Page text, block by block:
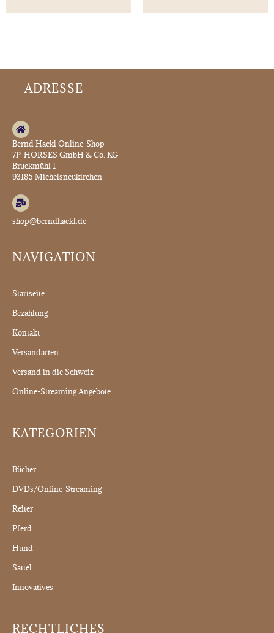
ADRESSE
Bernd Hackl Online-Shop
7P-HORSES GmbH & Co. KG
Bruckmühl 1
93185 Michelsneukirchen
shop@berndhackl.de
NAVIGATION
Startseite
Bezahlung
Kontakt
Versandarten
Versand in die Schweiz
Online-Streaming Angebote
KATEGORIEN
Bücher
DVDs/Online-Streaming
Reiter
Pferd
Hund
Sattel
Innovatives
RECHTLICHES